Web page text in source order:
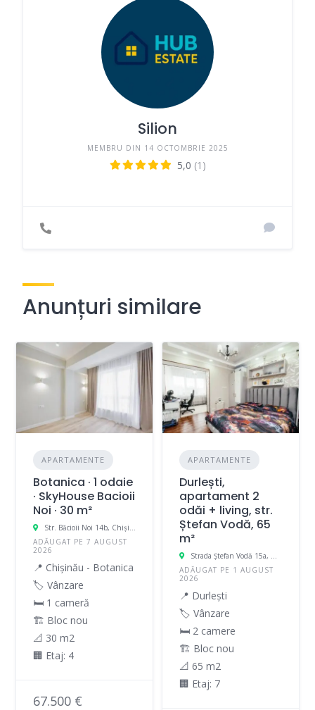
Silion
MEMBRU DIN 14 OCTOMBRIE 2025
5,0 (1)
Anunțuri similare
APARTAMENTE
Botanica · 1 odaie
· SkyHouse Bacioii
Noi · 30 m²
Str. Băcioii Noi 14b, Chișinău, Moldova
ADĂUGAT PE 7 AUGUST
2026
📍 Chișinău - Botanica
🏷️ Vânzare
🛏 1 cameră
🏗️ Bloc nou
📐 30 m2
🏢 Etaj: 4
67.500 €
APARTAMENTE
Durlești,
apartament 2
odăi + living, str.
Ștefan Vodă, 65
m²
Strada Ștefan Vodă 15a, Durleşti, Moldova
ADĂUGAT PE 1 AUGUST
2026
📍 Durlești
🏷️ Vânzare
🛏 2 camere
🏗️ Bloc nou
📐 65 m2
🏢 Etaj: 7